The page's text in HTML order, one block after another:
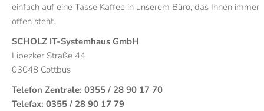
einfach auf eine Tasse Kaffee in unserem Büro, das Ihnen immer
offen steht.
SCHOLZ IT-Systemhaus GmbH
Lipezker Straße 44
03048 Cottbus
Telefon Zentrale: 0355 / 28 90 17 70
Telefax: 0355 / 28 90 17 79